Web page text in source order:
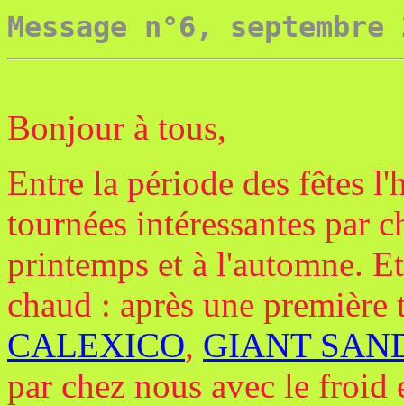
Message n°6, septembre
Bonjour à tous,
Entre la période des fêtes
tournées intéressantes par
printemps et à l'automne.
chaud : après une
CALEXICO, GIANT
par chez nous avec le froid